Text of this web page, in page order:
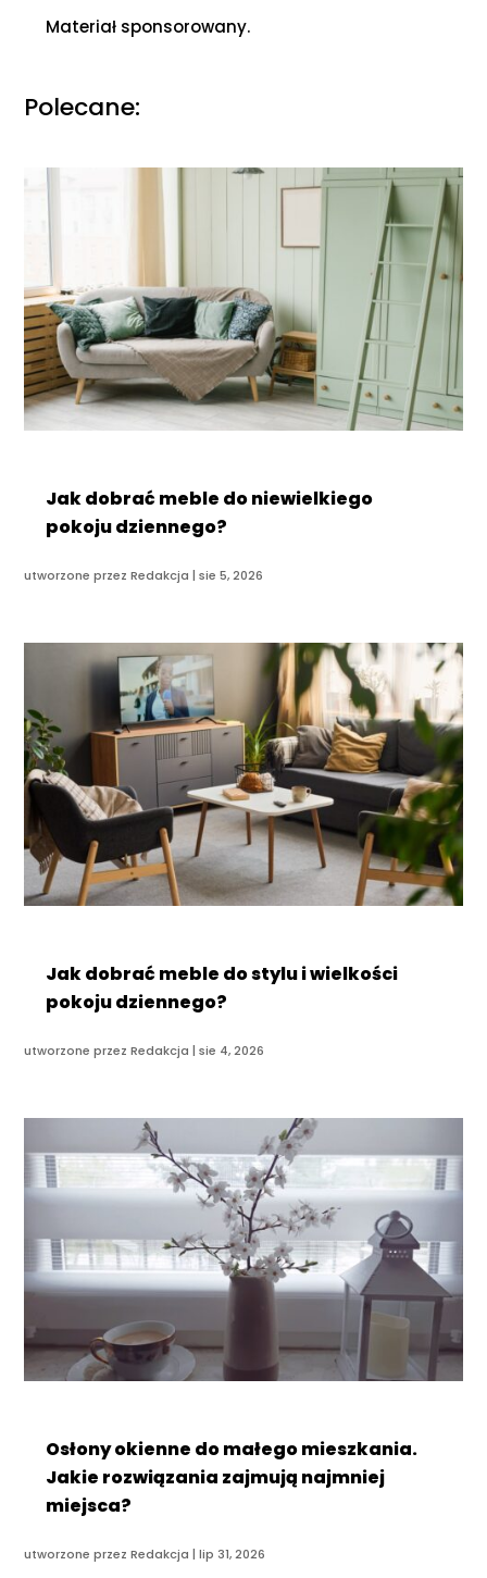
Materiał sponsorowany.
Polecane:
Jak dobrać meble do niewielkiego
pokoju dziennego?
utworzone przezRedakcja |sie 5, 2026
Jak dobrać meble do stylu i wielkości
pokoju dziennego?
utworzone przezRedakcja |sie 4, 2026
Osłony okienne do małego mieszkania.
Jakie rozwiązania zajmują najmniej
miejsca?
utworzone przezRedakcja |lip 31, 2026